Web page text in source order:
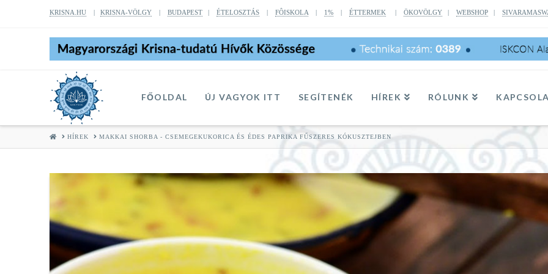
KRISNA.HU| KRISNA-VÖLGY| BUDAPEST| ÉTELOSZTÁS| FÔISKOLA| 1%| ÉTTERMEK | ÖKOVÖLGY| WEBSHOP|
FŐOLDAL ÚJ VAGYOK ITT SEGÍTENÉK HÍREK RÓLUNK
HOMEHÍREK MAKKAI SHORBA - CSEMEGEKUKORICA ÉS ÉDES PAPRIKA FŰSZERES KÓKUSZTEJBEN